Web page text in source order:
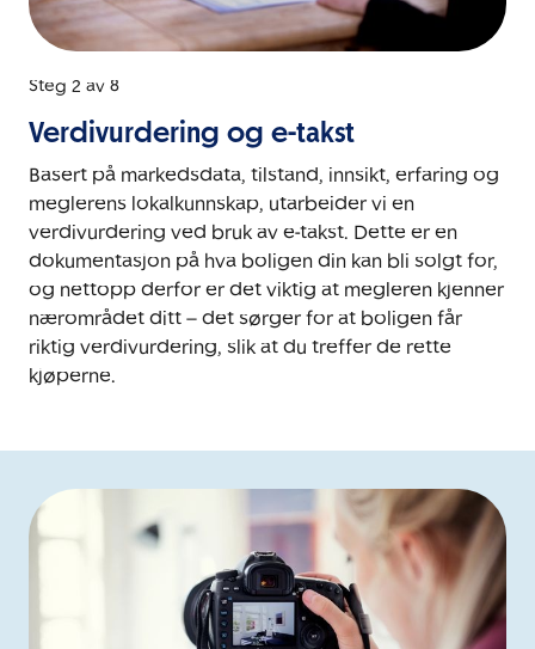
Steg 2 av 8
Verdivurdering og e-takst
Basert på markedsdata, tilstand, innsikt, erfaring og
meglerens lokalkunnskap, utarbeider vi en
verdivurdering ved bruk av e-takst. Dette er en
dokumentasjon på hva boligen din kan bli solgt for,
og nettopp derfor er det viktig at megleren kjenner
nærområdet ditt – det sørger for at boligen får
riktig verdivurdering, slik at du treffer de rette
kjøperne.